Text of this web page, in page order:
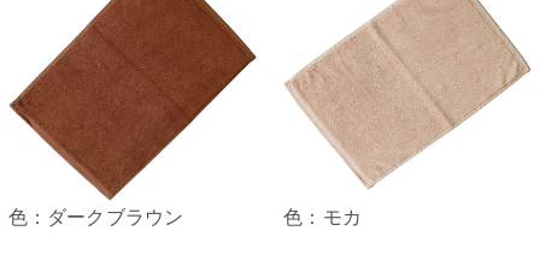
色：ダークブラウン 色：モカ